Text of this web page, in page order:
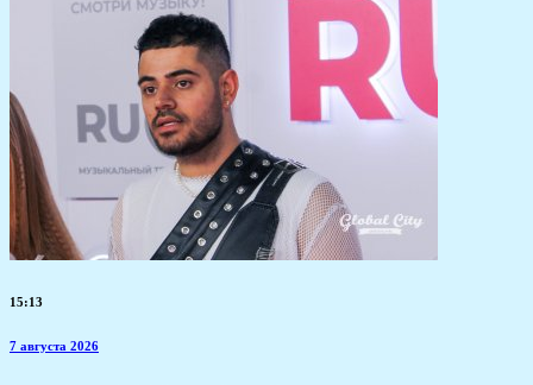
15:13
7 августа 2026